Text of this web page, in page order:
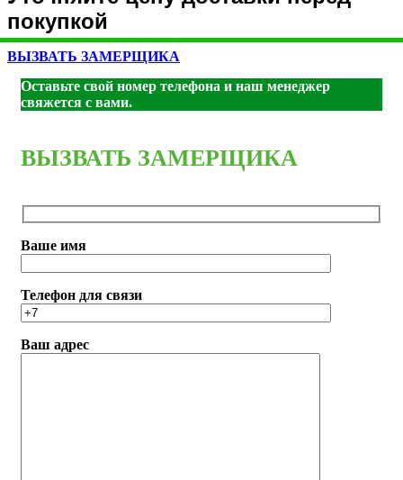
покупкой
ВЫЗВАТЬ ЗАМЕРЩИКА
Оставьте свой номер телефона и наш менеджер
свяжется с вами.
ВЫЗВАТЬ ЗАМЕРЩИКА
Ваше имя
Телефон для связи
Ваш адрес